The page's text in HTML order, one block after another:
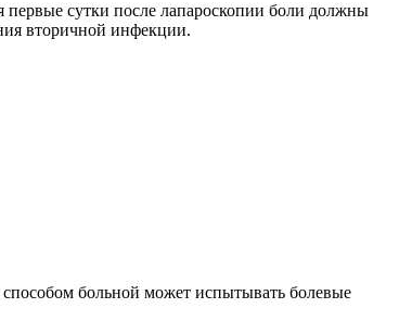
сутки после лапароскопии боли должны
вторичной инфекции.
больной может испытывать болевые